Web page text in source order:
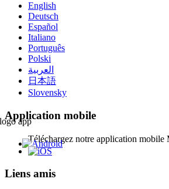
English
Deutsch
Español
Italiano
Português
Polski
العربية
日本語
Slovensky
Application mobile
Téléchargez notre application mobile
Liens amis